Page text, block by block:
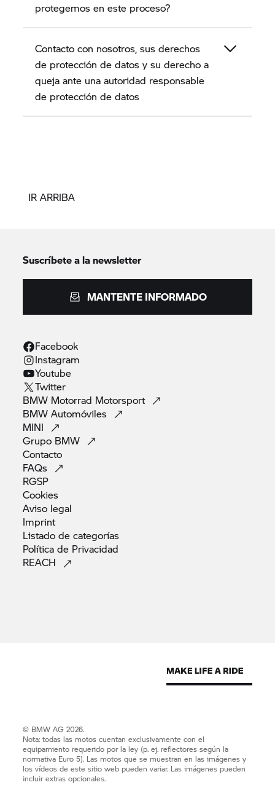
protegemos en este proceso?
Contacto con nosotros, sus derechos
de protección de datos y su derecho a
queja ante una autoridad responsable
de protección de datos
IR ARRIBA
Suscríbete a la newsletter
MANTENTE INFORMADO
Facebook
Instagram
Youtube
Twitter
BMW Motorrad Motorsport
BMWAutomóviles
MINI
Grupo BMW
Contacto
FAQs
RGSP
Cookies
Aviso legal
Imprint
Listado decategorías
Política de Privacidad
REACH
© BMW AG 2026.
Nota: todas las motos cuentan exclusivamente con el
equipamiento requerido por la ley (p. ej. reflectores según la
normativa Euro 5). Las motos que se muestran en las imágenes y
los vídeos de este sitio web pueden variar. Las imágenes pueden
incluir extras opcionales.